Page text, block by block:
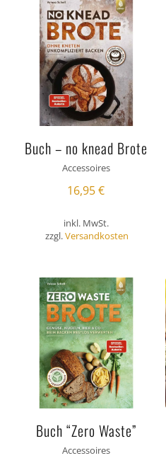
Buch – no knead Brote
Accessoires
16,95€
inkl. MwSt.
zzgl.Versandkosten
Buch “Zero Waste”
Accessoires